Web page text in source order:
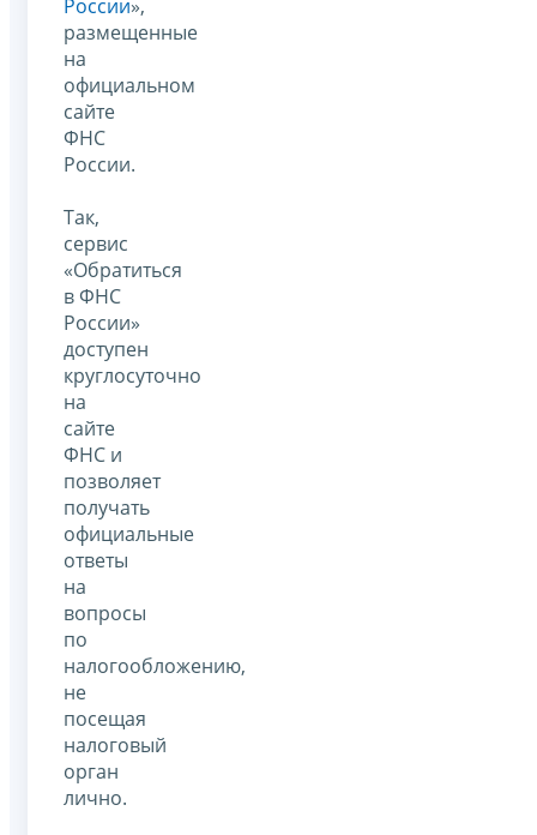
России»,
размещенные
на
официальном
сайте
ФНС
России.
Так,
сервис
«Обратиться
в ФНС
России»
доступен
круглосуточно
на
сайте
ФНС и
позволяет
получать
официальные
ответы
на
вопросы
по
налогообложению,
не
посещая
налоговый
орган
лично.